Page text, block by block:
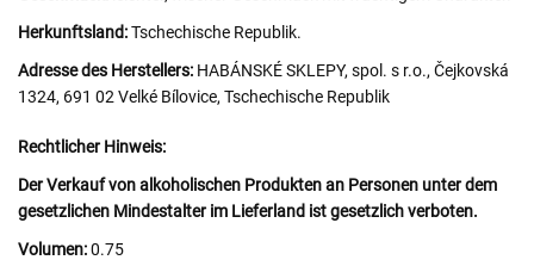
Herkunftsland:Tschechische Republik.
Adresse des Herstellers: HABÁNSKÉ SKLEPY, spol. s r.o., Čejkovská
1324, 691 02 Velké Bílovice, Tschechische Republik
Rechtlicher Hinweis:
Der Verkauf von alkoholischen Produkten an Personen unter dem
gesetzlichen Mindestalter im Lieferland ist gesetzlich verboten.
Volumen:0.75